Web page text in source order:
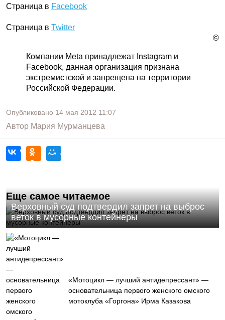
Страница в Facebook
Страница в Twitter
©
Компании Meta принадлежат Instagram и
Facebook, данная организация признана
экстремистской и запрещена на территории
Российской Федерации.
Опубликовано 14 мая 2012 11:07
Автор Мария Мурманцева
Еще самое читаемое
Верховный суд подтвердил запрет на выброс
веток в мусорные контейнеры
«Мотоцикл — лучший антидепрессант» —
основательница первого женского омского
мотоклуба «Горгона» Ирма Казакова